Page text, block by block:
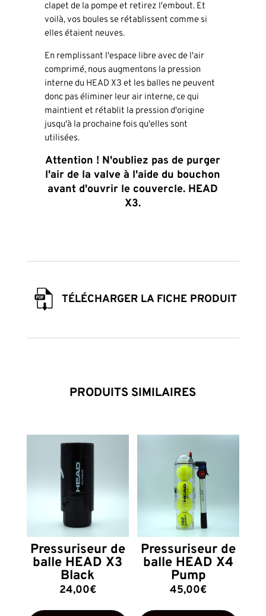
clapet de la pompe et retirez l'embout. Et
voilà, vos boules se rétablissent comme si
elles étaient neuves.
En remplissant l'espace libre avec de l'air
comprimé, nous augmentons la pression
interne du HEAD X3 et les balles ne peuvent
donc pas éliminer leur air interne, ce qui
maintient et rétablit la pression d'origine
jusqu'à la prochaine fois qu'elles sont
utilisées.
Attention ! N'oubliez pas de purger
l'air de la valve à l'aide du bouchon
avant d'ouvrir le couvercle. HEAD
X3.
TÉLÉCHARGER LA FICHE PRODUIT
PRODUITS SIMILAIRES
Pressuriseur de
balle HEAD X3
Black
24,00€
Pressuriseur de
balle HEAD X4
Pump
45,00€